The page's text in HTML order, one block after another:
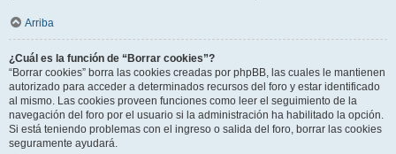
Arriba
¿Cuál es la función de “Borrar cookies”?
“Borrar cookies” borra las cookies creadas por phpBB, las cuales le mantienen
autorizado para acceder a determinados recursos del foro y estar identificado
al mismo. Las cookies proveen funciones como leer el seguimiento de la
navegación del foro por el usuario si la administración ha habilitado la opción.
Si está teniendo problemas con el ingreso o salida del foro, borrar las cookies
seguramente ayudará.